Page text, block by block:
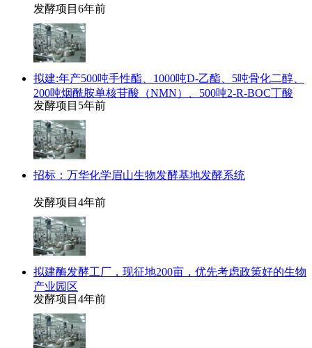
发酵项目 6年前
拟建:年产500吨手性酯、1000吨D-乙酯、5吨骨化二醇、
200吨烟酰胺单核苷酸（NMN）、500吨2-R-BOC丁酸
发酵项目 5年前
招标：万华化学眉山生物发酵基地发酵系统
发酵项目 4年前
拟建酶发酵工厂，现征地200亩，优先考虑政策好的生物
产业园区
发酵项目 4年前